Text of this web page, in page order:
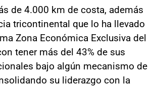
de 4.000 km de costa, además
tricontinental que lo ha llevado
Zona Económica Exclusiva del
tener más del 43% de sus
bajo algún mecanismo de
su liderazgo con la